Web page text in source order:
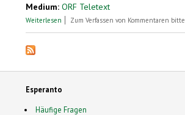
Medium: ORF Teletext
Weiterlesen über 1887
Zum Verfassen von Kommentaren bitte
Esperanto
Häufige Fragen